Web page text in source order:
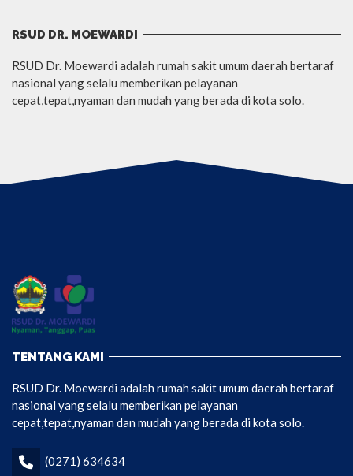
RSUD DR. MOEWARDI
RSUD Dr. Moewardi adalah rumah sakit umum daerah bertaraf
nasional yang selalu memberikan pelayanan
cepat,tepat,nyaman dan mudah yang berada di kota solo.
TENTANG KAMI
RSUD Dr. Moewardi adalah rumah sakit umum daerah bertaraf
nasional yang selalu memberikan pelayanan
cepat,tepat,nyaman dan mudah yang berada di kota solo.
(0271) 634634